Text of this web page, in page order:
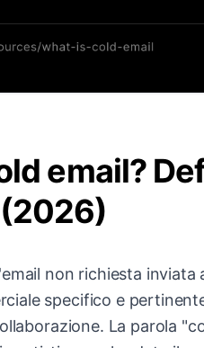
email?
non richiesta
specifico e
La parola